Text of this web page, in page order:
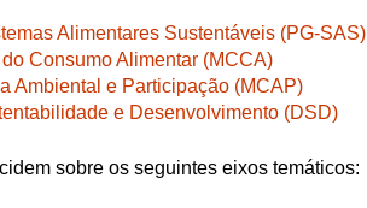
Alimentares Sustentáveis (PG-SAS)
Consumo Alimentar (MCCA)
Ambiental e Participação (MCAP)
e Desenvolvimento (DSD)
sobre os seguintes eixos temáticos: